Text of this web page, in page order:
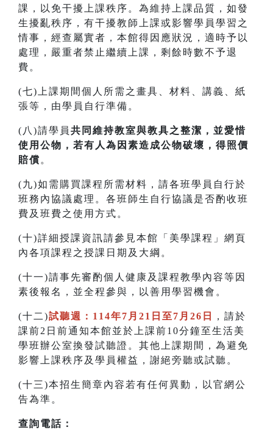
課，以免干擾上課秩序。為維持上課品質，如發
生擾亂秩序，有干擾教師上課或影響學員學習之
情事，經查屬實者，本館得因應狀況，適時予以
處理，嚴重者禁止繼續上課，剩餘時數不予退
費。
(七)上課期間個人所需之畫具、材料、講義、紙
張等，由學員自行準備。
(八)請學員 共同維持教室與教具之整潔，並愛惜
使用公物，若有人為因素造成公物破壞，得照價
賠償。
(九)如需購買課程所需材料，請各班學員自行於
班務內協議處理。各班師生自行協議是否酌收班
費及班費之使用方式。
(十)詳細授課資訊請參見本館「美學課程」網頁
內各項課程之授課日期及大綱。
(十一)請事先審酌個人健康及課程教學內容等因
素後報名，並全程參與，以善用學習機會。
(十二)試聽週：114年7月21日至7月26日
，請於
課前2日前通知本館並於上課前10分鐘至生活美
學班辦公室換發試聽證。其他上課期間，為避免
影響上課秩序及學員權益，謝絕旁聽或試聽。
(十三)本招生簡章內容若有任何異動，以官網公
告為準。
查詢電話：